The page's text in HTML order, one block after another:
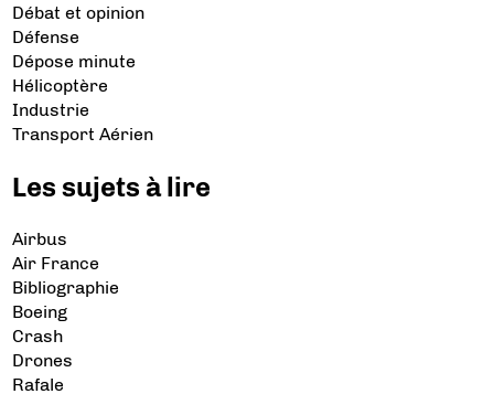
Débat et opinion
Défense
Dépose minute
Hélicoptère
Industrie
Transport Aérien
Les sujets à lire
Airbus
Air France
Bibliographie
Boeing
Crash
Drones
Rafale